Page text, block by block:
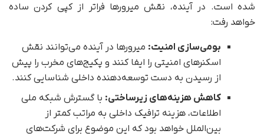
شده است. در آینده، نقش میرورها فراتر از کپی کردن ساده
خواهد رفت:
بومی‌سازی امنیت: میرورها در آینده می‌توانند نقش
اسکنرهای امنیتی را ایفا کنند و پکیج‌های مخرب را پیش
از رسیدن به دست توسعه‌دهنده داخلی شناسایی کنند.
کاهش هزینه‌های زیرساختی: با گسترش شبکه ملی
اطلاعات، هزینه ترافیک داخلی به مراتب کمتر از
بین‌الملل خواهد بود که این موضوع برای شرکت‌های